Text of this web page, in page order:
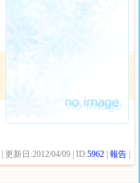
| 更新日:2012/04/09 | ID:5962 |報告